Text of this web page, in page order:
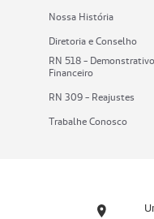
Nossa História
Diretoria e Conselho
RN 518 - Demonstrativo
Financeiro
RN 309 - Reajustes
Trabalhe Conosco